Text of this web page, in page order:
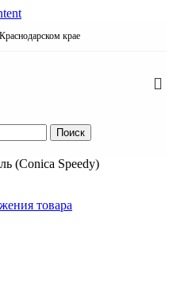
крае
Поиск
(Conica Speedy)